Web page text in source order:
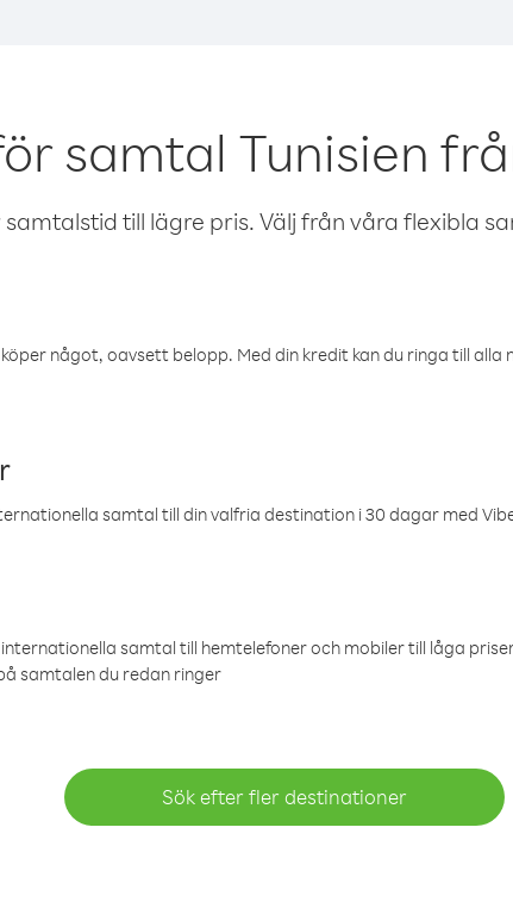
samtal Tunisien
till lägre pris. Välj från våra flexibla
något, oavsett belopp. Med din kredit kan du ringa till alla
samtal till din valfria destination i 30 dagar med
samtal till hemtelefoner och mobiler till låga
samtalen du redan ringer
Sök efter fler destinationer